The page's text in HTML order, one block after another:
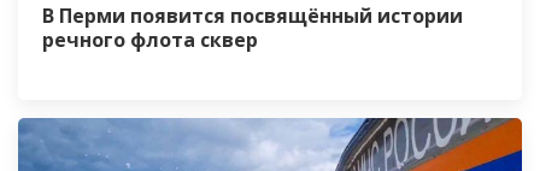
В Перми появится посвящённый истории
речного флота сквер